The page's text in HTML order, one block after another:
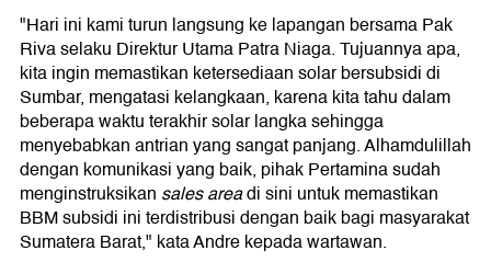
"Hari ini kami turun langsung ke lapangan bersama Pak
Riva selaku Direktur Utama Patra Niaga. Tujuannya apa,
kita ingin memastikan ketersediaan solar bersubsidi di
Sumbar, mengatasi kelangkaan, karena kita tahu dalam
beberapa waktu terakhir solar langka sehingga
menyebabkan antrian yang sangat panjang. Alhamdulillah
dengan komunikasi yang baik, pihak Pertamina sudah
menginstruksikan sales areadi sini untuk memastikan
BBM subsidi ini terdistribusi dengan baik bagi masyarakat
Sumatera Barat," kata Andre kepada wartawan.